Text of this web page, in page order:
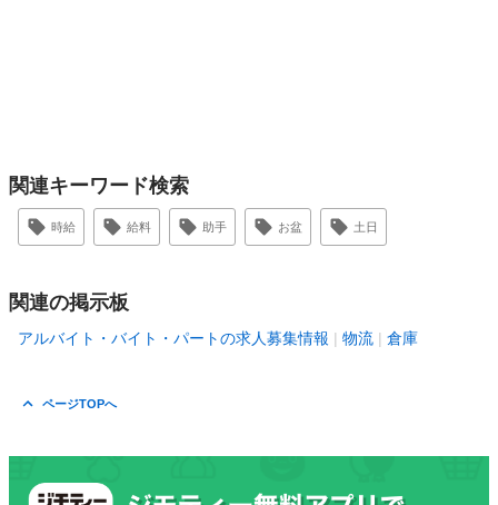
関連キーワード検索
時給 給料 助手 お盆 土日
関連の掲示板
アルバイト・バイト・パートの求人募集情報 物流 倉庫
ページTOPへ